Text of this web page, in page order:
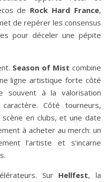
de Rock Hard France,
de repérer les consensus
pour déceler une pépite
Season of Mist combine
ligne artistique forte côté
souvent à la valorisation
Côté tourneurs,
en clubs, et une date
à acheter au merch: un
l’artiste et s’incarne
Sur Hellfest, la